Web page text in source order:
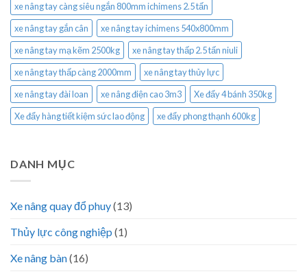
xe nâng tay càng siêu ngắn 800mm ichimens 2.5 tấn
xe nâng tay gắn cân
xe nâng tay ichimens 540x800mm
xe nâng tay mạ kẽm 2500kg
xe nâng tay thấp 2.5 tấn niuli
xe nâng tay thấp càng 2000mm
xe nâng tay thủy lực
xe nâng tay đài loan
xe nâng điện cao 3m3
Xe đẩy 4 bánh 350kg
Xe đẩy hàng tiết kiệm sức lao động
xe đẩy phong thạnh 600kg
DANH MỤC
Xe nâng quay đổ phuy(13)
Thủy lực công nghiệp (1)
Xe nâng bàn(16)